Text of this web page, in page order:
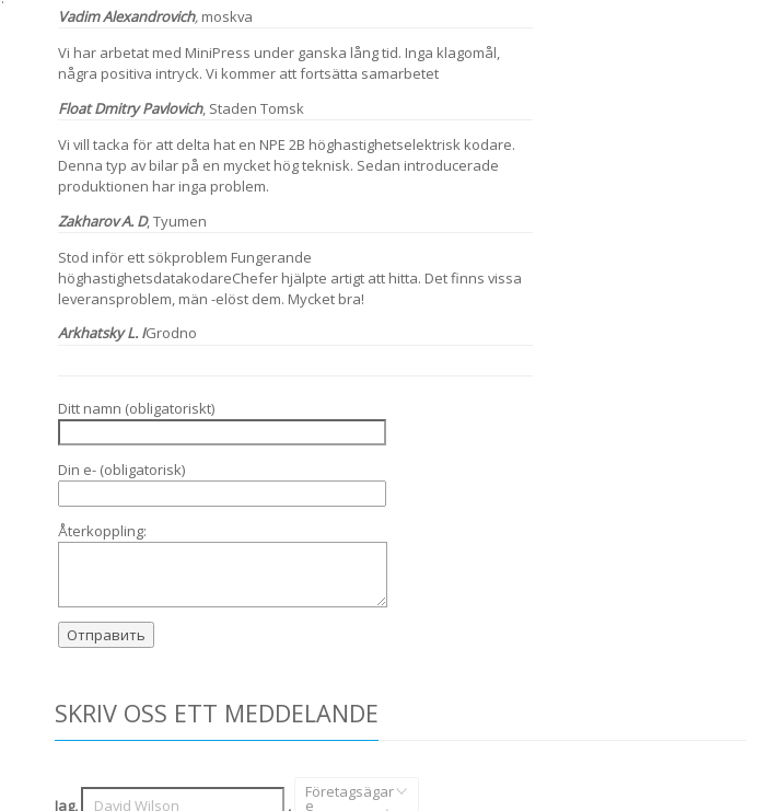
Vadim Alexandrovich, moskva
Vi har arbetat med MiniPress under ganska lång tid. Inga klagomål,
några positiva intryck. Vi kommer att fortsätta samarbetet
Float Dmitry Pavlovich, Staden Tomsk
Vi vill tacka för att delta hat en NPE 2B höghastighetselektrisk kodare.
Denna typ av bilar på en mycket hög teknisk. Sedan introducerade
produktionen har inga problem.
Zakharov A. D, Tyumen
Stod inför ett sökproblem Fungerande
höghastighetsdatakodareChefer hjälpte artigt att hitta. Det finns vissa
leveransproblem, män -elöst dem. Mycket bra!
Arkhatsky L. IGrodno
Ditt namn (obligatoriskt)
Din e- (obligatorisk)
Återkoppling:
SKRIV OSS ETT MEDDELANDE
Jag, ,
Företagsägar
e ,